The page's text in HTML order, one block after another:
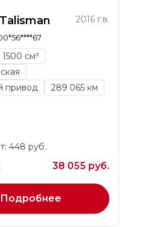
2016 г.в.
1500 см³
привод
289 065 км
448 руб.
38 055 руб.
Подробнее